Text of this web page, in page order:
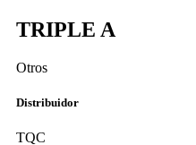
TRIPLE A
Otros
Distribuidor
TQC